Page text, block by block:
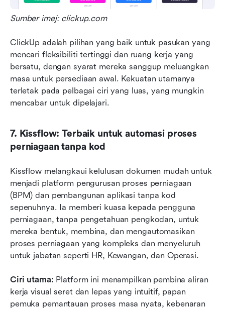
Sumber imej: clickup.com
ClickUp adalah pilihan yang baik untuk pasukan yang
mencari fleksibiliti tertinggi dan ruang kerja yang
bersatu, dengan syarat mereka sanggup meluangkan
masa untuk persediaan awal. Kekuatan utamanya
terletak pada pelbagai ciri yang luas, yang mungkin
mencabar untuk dipelajari.
7. Kissflow: Terbaik untuk automasi proses
perniagaan tanpa kod
Kissflow melangkaui kelulusan dokumen mudah untuk
menjadi platform pengurusan proses perniagaan
(BPM) dan pembangunan aplikasi tanpa kod
sepenuhnya. Ia memberi kuasa kepada pengguna
perniagaan, tanpa pengetahuan pengkodan, untuk
mereka bentuk, membina, dan mengautomasikan
proses perniagaan yang kompleks dan menyeluruh
untuk jabatan seperti HR, Kewangan, dan Operasi.
Ciri utama: Platform ini menampilkan pembina aliran
kerja visual seret dan lepas yang intuitif, papan
pemuka pemantauan proses masa nyata, kebenaran